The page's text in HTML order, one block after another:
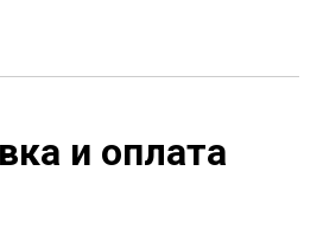
и оплата